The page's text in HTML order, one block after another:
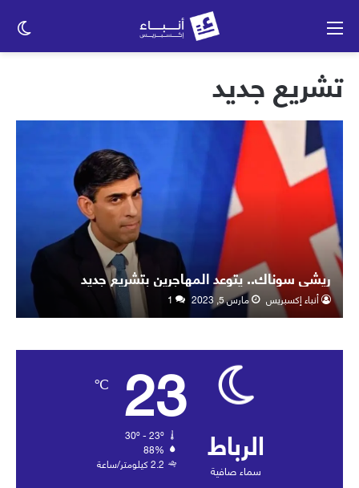
تشريع جديد
ريشي سوناك.. يتوعد المهاجرين بتشريع جديد
أنباء إكسبريس مارس 5, 2023 1
الرباط
سماء صافية
23
℃
30º - 23º
88%
2.2 كيلومتر/ساعة